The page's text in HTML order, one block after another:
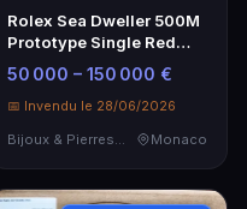
Rolex Sea Dweller 500M
Prototype Single Red
1665 - Montre de
Collection
50 000 – 150 000 €
📅 Invendu le 28/06/2026
Monaco